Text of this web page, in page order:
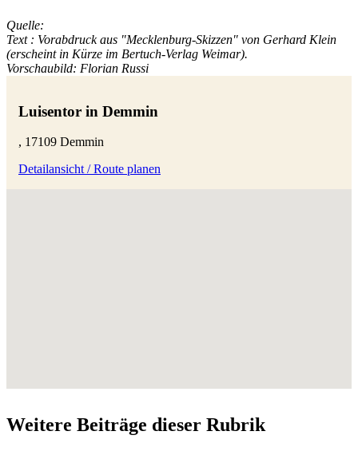
Quelle:
Text : Vorabdruck aus "Mecklenburg-Skizzen" von Gerhard Klein
(erscheint in Kürze im Bertuch-Verlag Weimar).
Vorschaubild: Florian Russi
Luisentor in Demmin
, 17109 Demmin
Detailansicht / Route planen
Weitere Beiträge dieser Rubrik